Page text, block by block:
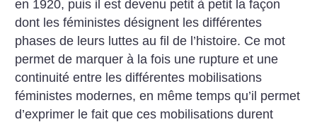
en 1920, puis il est devenu petit à petit la façon
dont les féministes désignent les différentes
phases de leurs luttes au fil de l’histoire. Ce mot
permet de marquer à la fois une rupture et une
continuité entre les différentes mobilisations
féministes modernes, en même temps qu’il permet
d’exprimer le fait que ces mobilisations durent